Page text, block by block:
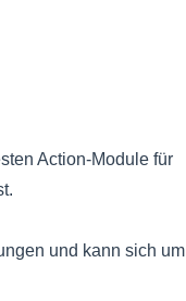
Action-Module für
und kann sich um